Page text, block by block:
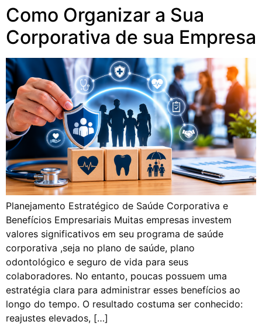
Como Organizar a Sua
Corporativa de sua Empresa
Planejamento Estratégico de Saúde Corporativa e
Benefícios Empresariais Muitas empresas investem
valores significativos em seu programa de saúde
corporativa ,seja no plano de saúde, plano
odontológico e seguro de vida para seus
colaboradores. No entanto, poucas possuem uma
estratégia clara para administrar esses benefícios ao
longo do tempo. O resultado costuma ser conhecido:
reajustes elevados, […]